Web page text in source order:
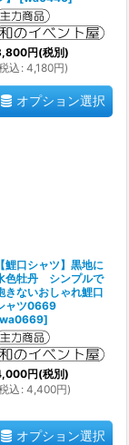
円(税別)
込 : 4,180円)
オプション選択
【鯉口シャツ】黒地に
色牡丹 シンプルで
きないおしゃれ鯉口
ャツ0669
wa0669]
円(税別)
込 : 4,400円)
オプション選択